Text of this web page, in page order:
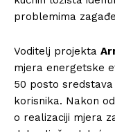
problemima
Voditelj projekta
mjera energetske
50 posto
korisnika. Nakon
o realizaciji mjera